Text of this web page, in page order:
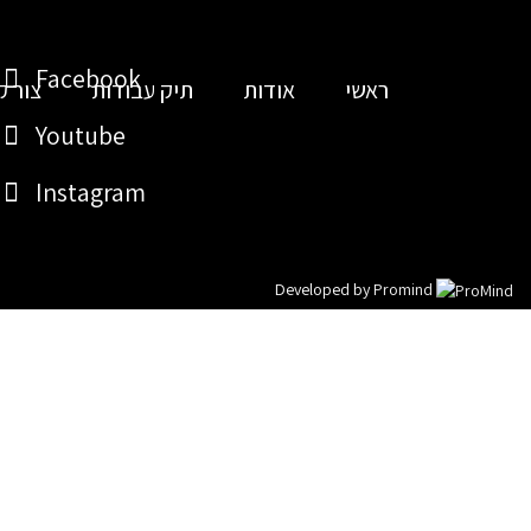
ראשי אודות תיק עבודות צורFacebook
Youtube
Instagram
Developed byPromind